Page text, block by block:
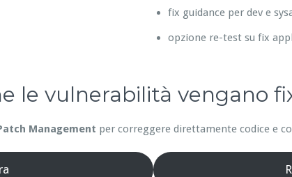
fix guidance per dev e
opzione re-test su fix
le vulnerabilità vengano
Management per correggere direttamente codice e